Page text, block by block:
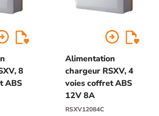
8
ABS
arrow_circle_right
Alimentation
chargeur RSXV, 4
voies coffret ABS
12V 8A
RSXV12084C